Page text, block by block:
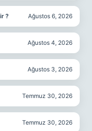
? Ağustos 6, 2026
Ağustos 4, 2026
Ağustos 3, 2026
Temmuz 30, 2026
Temmuz 30, 2026